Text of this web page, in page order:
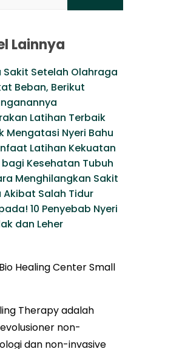
Lainnya
Sakit Setelah Olahraga
Beban, Berikut
Latihan Terbaik
Mengatasi Nyeri Bahu
Latihan Kekuatan
Kesehatan Tubuh
Menghilangkan Sakit
Akibat Salah Tidur
10 Penyebab Nyeri
dan Leher​
Therapy adalah
non-
dan non-invasive